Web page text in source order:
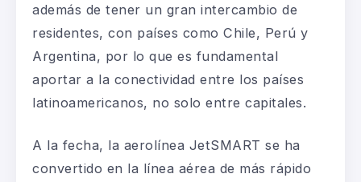
además de tener un gran intercambio de
residentes, con países como Chile, Perú y
Argentina, por lo que es fundamental
aportar a la conectividad entre los países
latinoamericanos, no solo entre capitales.
A la fecha, la aerolínea JetSMART se ha
convertido en la línea aérea de más rápido